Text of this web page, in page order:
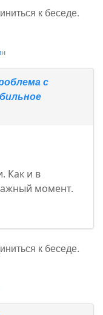
к беседе.
с
Как и в
момент.
к беседе.